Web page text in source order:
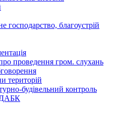
господарство, благоустрій
проведення гром. слухань
територій
будівельний контроль